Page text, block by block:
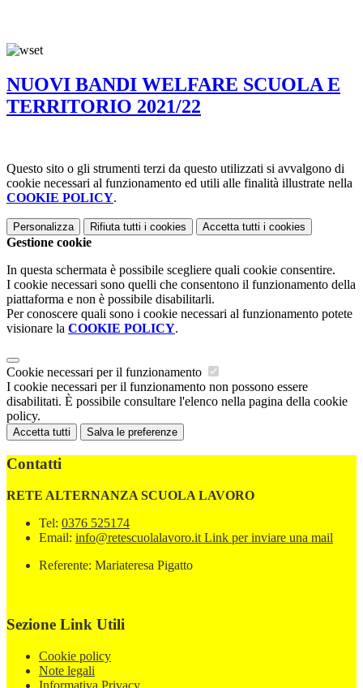
NUOVI BANDI WELFARE SCUOLA E
TERRITORIO 2021/22
Questo sito o gli strumenti terzi da questo utilizzati si avvalgono di
cookie necessari al funzionamento ed utili alle finalità illustrate nella
COOKIE POLICY.
Personalizza Rifiuta tutti i cookies Accetta tutti i cookies
Gestione cookie
In questa schermata è possibile scegliere quali cookie consentire.
I cookie necessari sono quelli che consentono il funzionamento della
piattaforma e non è possibile disabilitarli.
Per conoscere quali sono i cookie necessari al funzionamento potete
visionare la COOKIE POLICY.
Cookie necessari per il funzionamento
I cookie necessari per il funzionamento non possono essere
disabilitati. È possibile consultare l'elenco nella pagina della cookie
policy.
Accetta tutti Salva le preferenze
Contatti
RETE ALTERNANZA SCUOLA LAVORO
Tel: 0376 525174
Email: info@retescuolalavoro.it Link per inviare una mail
Referente: Mariateresa Pigatto
Sezione Link Utili
Cookie policy
Note legali
Informativa Privacy